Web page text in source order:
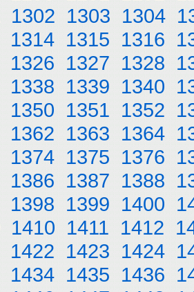
1302 1303 1304
1314 1315 1316
1326 1327 1328
1338 1339 1340
1350 1351 1352
1362 1363 1364
1374 1375 1376
1386 1387 1388
1398 1399 1400
1410 1411 1412
1422 1423 1424
1434 1435 1436